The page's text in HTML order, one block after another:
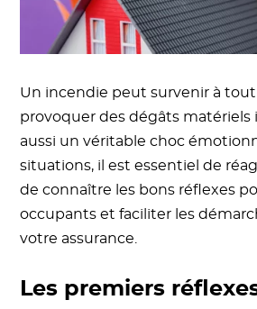
Un incendie peut survenir à
provoquer des dégâts matériels
aussi un véritable choc
situations, il est essentiel de
de connaître les bons réflexes
occupants et faciliter les
votre assurance.
Les premiers